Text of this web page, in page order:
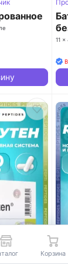
11
-
Корзина